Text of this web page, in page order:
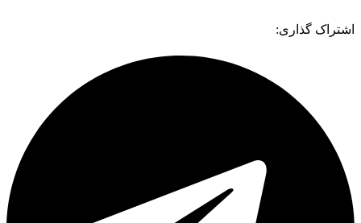
اشتراک گذاری: